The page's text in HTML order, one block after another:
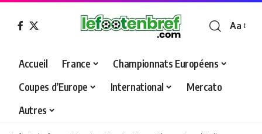
Font
Aa
Accueil France
Championnats Européens
Coupes d’Europe
International
Mercato
Autres